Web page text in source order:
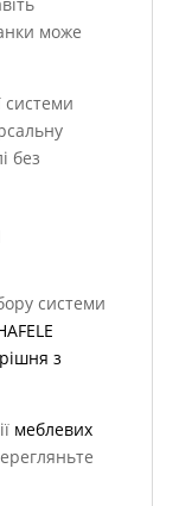
може
системи
без
системи
з
меблевих